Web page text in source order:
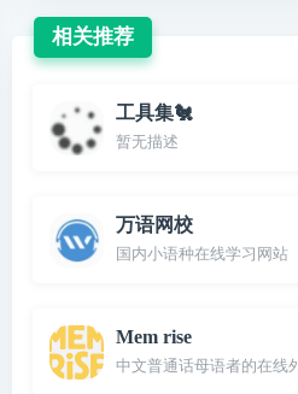
相关推荐
工具集🐔
暂无描述
万语网校
国内小语种在线学习网站
Mem rise
中文普通话母语者的在线